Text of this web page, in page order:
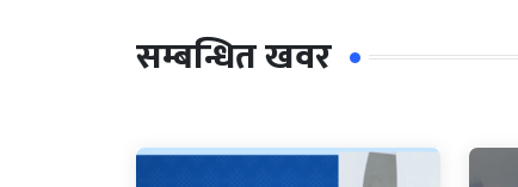
सम्बन्धित खवर